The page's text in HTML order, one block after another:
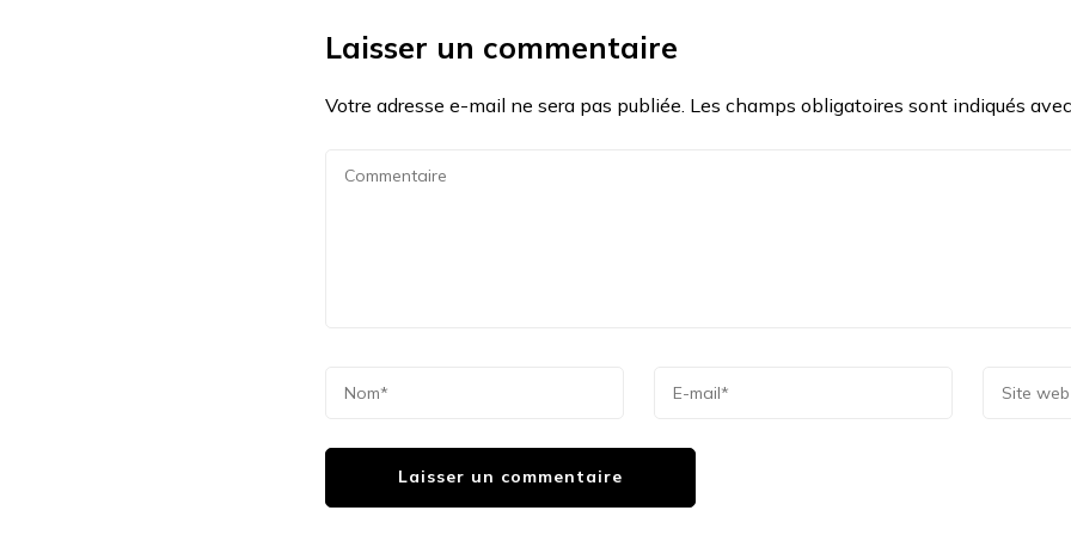
Laisser un commentaire
Votre adresse e-mail ne sera pas publiée. Les champs obligatoires sont indiqués